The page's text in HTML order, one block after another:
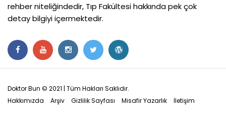
rehber niteliğindedir, Tıp Fakültesi hakkında pek çok
detay bilgiyi içermektedir.
Doktor Bun © 2021 | Tüm Hakları Saklıdır.
Hakkımızda
Arşiv Gizlilik Sayfası Misafir Yazarlık İletişim